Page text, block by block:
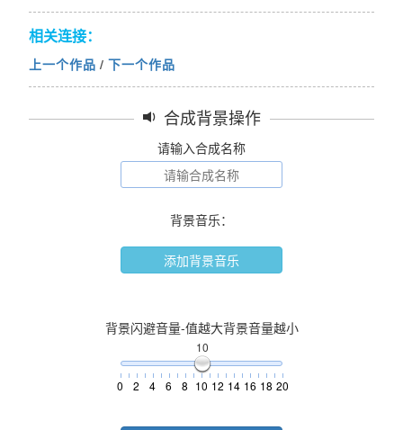
相关连接：
上一个作品 / 下一个作品
合成背景操作
请输入合成名称
背景音乐：
添加背景音乐
背景闪避音量-值越大背景音量越小
10
0 2 4 6 8 10 12 14 16 18 20